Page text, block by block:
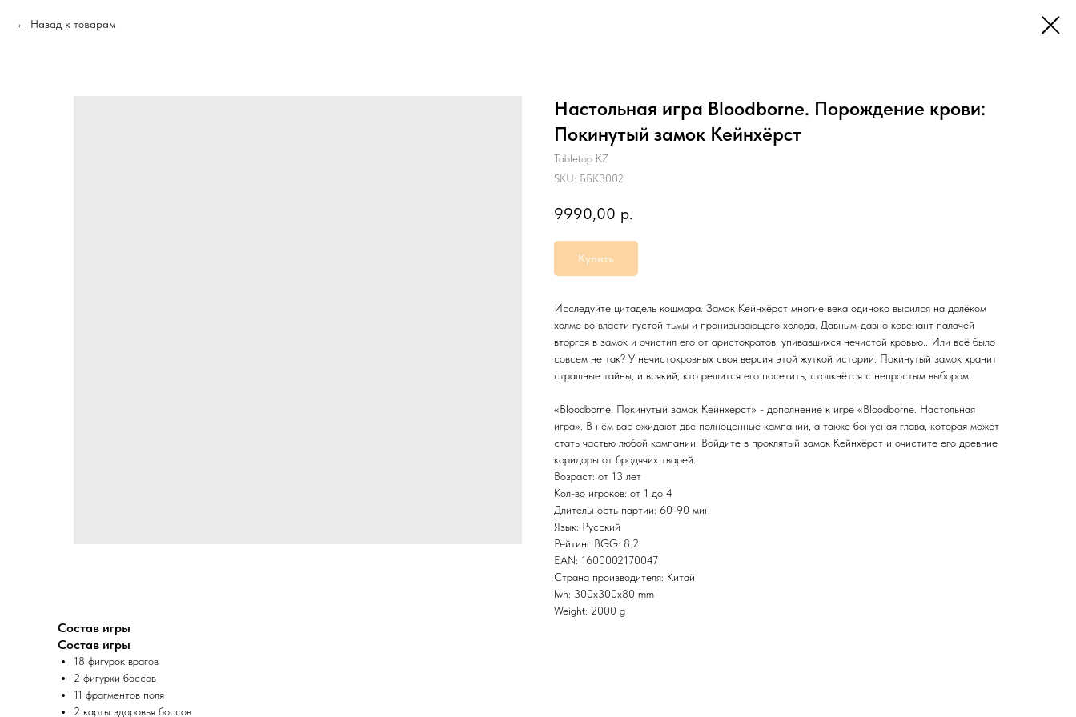
Назад к товарам
Настольная игра Bloodborne. Порождение крови:
Покинутый замок Кейнхёрст
Tabletop KZ
SKU: ББКЗ002
9990,00 р.
Купить
Исследуйте цитадель кошмара. Замок Кейнхёрст многие века одиноко высился на далёком
холме во власти густой тьмы и пронизывающего холода. Давным-давно ковенант палачей
вторгся в замок и очистил его от аристократов, упивавшихся нечистой кровью.. Или всё было
совсем не так? У нечистокровных своя версия этой жуткой истории. Покинутый замок хранит
страшные тайны, и всякий, кто решится его посетить, столкнётся с непростым выбором.
«Bloodborne. Покинутый замок Кейнхерст» - дополнение к игре «Bloodborne. Настольная
игра». В нём вас ожидают две полноценные кампании, а также бонусная глава, которая может
стать частью любой кампании. Войдите в проклятый замок Кейнхёрст и очистите его древние
коридоры от бродячих тварей.
Возраст: от 13 лет
Кол-во игроков: от 1 до 4
Длительность партии: 60-90 мин
Язык: Русский
Рейтинг BGG: 8.2
EAN: 1600002170047
Страна производителя: Китай
lwh: 300x300x80 mm
Weight: 2000 g
Состав игры
Состав игры
18 фигурок врагов
2 фигурки боссов
11 фрагментов поля
2 карты здоровья боссов